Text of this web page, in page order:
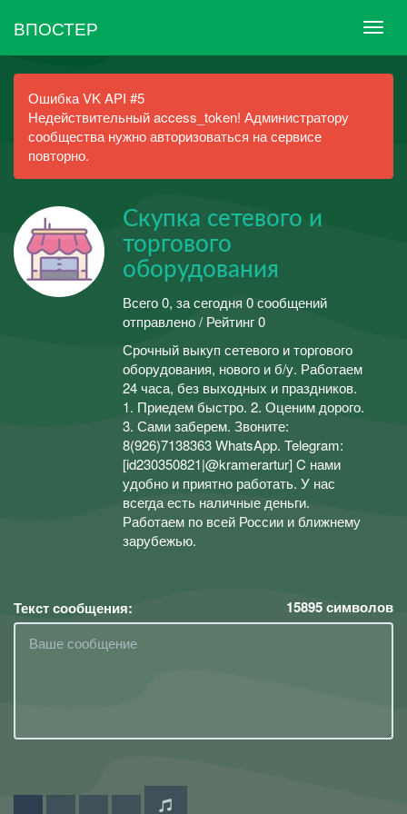
ВПОСТЕР
Ошибка VK API #5
Недействительный access_token! Администратору
сообщества нужно авторизоваться на сервисе
повторно.
Скупка сетевого и
торгового
оборудования
Всего 0, за сегодня 0 сообщений
отправлено / Рейтинг 0
Срочный выкуп сетевого и торгового
оборудования, нового и б/у. Работаем
24 часа, без выходных и праздников.
1. Приедем быстро. 2. Оценим дорого.
3. Сами заберем. Звоните:
8(926)7138363 WhatsApp. Telegram:
[id230350821|@kramerartur] C нами
удобно и приятно работать. У нас
всегда есть наличные деньги.
Работаем по всей России и ближнему
зарубежью.
Текст сообщения: 15895символов